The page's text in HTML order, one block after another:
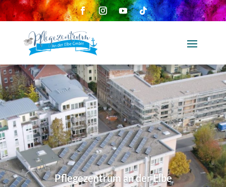
Pflegezentrum an der Elbe